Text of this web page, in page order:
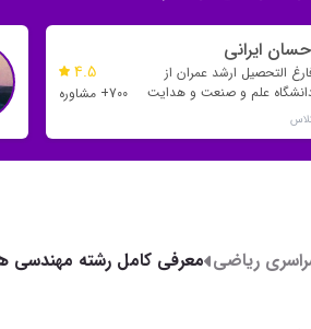
ایرانی
التحصیل ارشد عمران از
علم و صنعت و هدایت
از رتبه های تک رقمی و
دو رقمی
4.5
700+ مشاوره
ریاضی معرفی کامل رشته مهندسی